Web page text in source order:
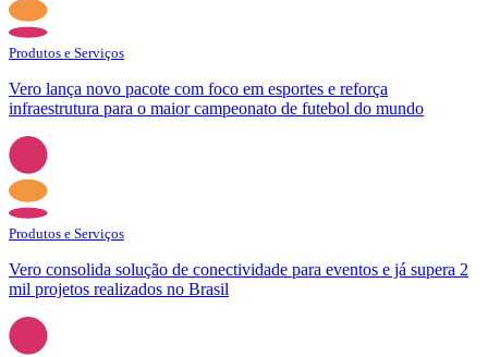
Produtos e Serviços
Vero lança novo pacote com foco em esportes e reforça
infraestrutura para o maior campeonato de futebol do mundo
Produtos e Serviços
Vero consolida solução de conectividade para eventos e já supera 2
mil projetos realizados no Brasil